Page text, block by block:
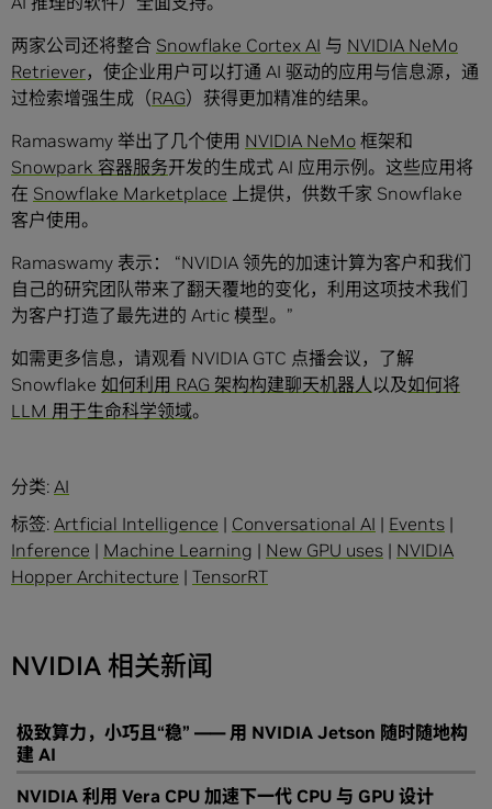
两家公司还将整合 Snowflake Cortex AI 与 NVIDIA NeMo
Retriever，使企业用户可以打通 AI 驱动的应用与信息源，通
过检索增强生成（RAG）获得更加精准的结果。
Ramaswamy 举出了几个使用 NVIDIA NeMo 框架和
Snowpark 容器服务开发的生成式 AI 应用示例。这些应用将
在 Snowflake Marketplace 上提供，供数千家 Snowflake
客户使用。
Ramaswamy 表示： “NVIDIA 领先的加速计算为客户和我们
自己的研究团队带来了翻天覆地的变化，利用这项技术我们
为客户打造了最先进的 Artic 模型。”
如需更多信息，请观看 NVIDIA GTC 点播会议，了解
Snowflake 如何利用 RAG 架构构建聊天机器人 以及如何将
LLM 用于生命科学领域。
分类: AI
标签: Artficial Intelligence | Conversational AI | Events |
Inference | Machine Learning | New GPU uses | NVIDIA
Hopper Architecture | TensorRT
NVIDIA 相关新闻
极致算力，小巧且“稳” —— 用 NVIDIA Jetson 随时随地构
建 AI
NVIDIA 利用 Vera CPU 加速下一代 CPU 与 GPU 设计